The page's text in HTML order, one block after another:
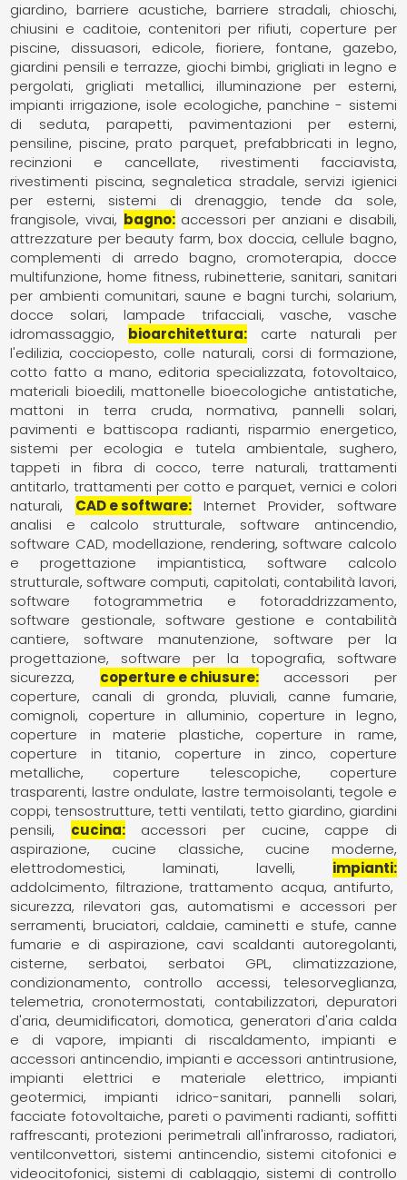
giardino barriere acustiche barriere stradali
chioschi
chiusini e caditoie
contenitori per rifiuti
coperture per
piscine
dissuasori edicole fioriere fontane
gazebo
giardini pensili e terrazze giochi bimbi grigliati in legno e
pergolati
grigliati metallici
illuminazione per esterni
impianti irrigazione isole ecologiche panchine - sistemi
di seduta
parapetti
pavimentazioni per esterni
pensiline piscine prato parquet prefabbricati in legno
recinzioni e cancellate
rivestimenti facciavista
rivestimenti piscina segnaletica stradale servizi igienici
per esterni
sistemi di drenaggio
tende da sole,
frangisole vivai bagno accessori per anziani e disabili
attrezzature per beauty farm box doccia cellule bagno
complementi di arredo bagno
cromoterapia
docce
multifunzione home fitness rubinetterie sanitari sanitari
per ambienti comunitari saune e bagni turchi solarium,
docce solari, lampade trifacciali
vasche
vasche
idromassaggio
bioarchitettura
carte naturali per
l'edilizia cocciopesto colle naturali corsi di formazione
cotto fatto a mano editoria specializzata fotovoltaico
materiali bioedili mattonelle bioecologiche antistatiche
mattoni in terra cruda
normativa
pannelli solari
pavimenti e battiscopa radianti risparmio energetico
sistemi per ecologia e tutela ambientale
sughero
tappeti in fibra di cocco
terre naturali
trattamenti
antitarlo trattamenti per cotto e parquet vernici e colori
naturali
CAD e software Internet Provider
software
analisi e calcolo strutturale
software antincendio
software CAD, modellazione, rendering software calcolo
e progettazione impiantistica
software calcolo
strutturale software computi, capitolati, contabilità lavori
software fotogrammetria e fotoraddrizzamento
software gestionale
software gestione e contabilità
cantiere
software manutenzione
software per la
progettazione
software per la topografia
software
sicurezza
coperture e chiusure
accessori per
coperture
canali di gronda, pluviali
canne fumarie,
comignoli
coperture in alluminio
coperture in legno
coperture in materie plastiche
coperture in rame
coperture in titanio
coperture in zinco
coperture
metalliche
coperture telescopiche
coperture
trasparenti lastre ondulate lastre termoisolanti tegole e
coppi tensostrutture tetti ventilati tetto giardino, giardini
pensili
cucina accessori per cucine
cappe di
aspirazione
cucine classiche
cucine moderne
elettrodomestici
laminati lavelli
impianti
addolcimento, filtrazione, trattamento acqua antifurto,
sicurezza, rilevatori gas
automatismi e accessori per
serramenti bruciatori caldaie caminetti e stufe canne
fumarie e di aspirazione
cavi scaldanti autoregolanti
cisterne, serbatoi, serbatoi GPL
climatizzazione,
condizionamento
controllo accessi, telesorveglianza,
telemetria
cronotermostati, contabilizzatori
depuratori
d'aria deumidificatori domotica generatori d'aria calda
e di vapore
impianti di riscaldamento
impianti e
accessori antincendio impianti e accessori antintrusione
impianti elettrici e materiale elettrico
impianti
geotermici
impianti idrico-sanitari
pannelli solari,
facciate fotovoltaiche pareti o pavimenti radianti, soffitti
raffrescanti protezioni perimetrali all'infrarosso radiatori,
ventilconvettori sistemi antincendio sistemi citofonici e
videocitofonici sistemi di cablaggio sistemi di controllo